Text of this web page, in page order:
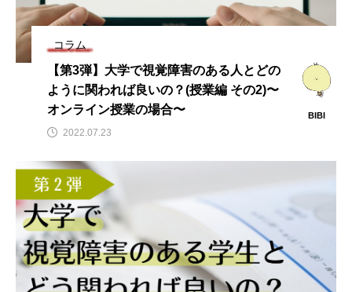
コラム
【第3弾】大学で視覚障害のある人とどの
ように関われば良いの？(授業編 その2)〜
オンライン授業の場合〜
BIBI
2022.07.23